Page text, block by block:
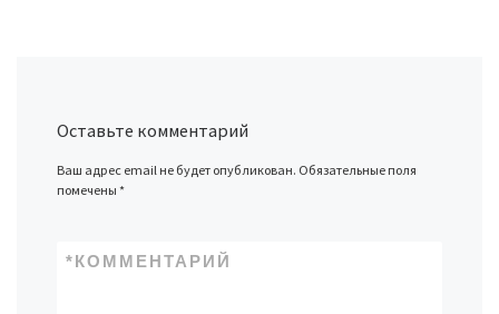
Оставьте комментарий
Ваш адрес email не будет опубликован. Обязательные поля
помечены*
КОММЕНТАРИЙ
*